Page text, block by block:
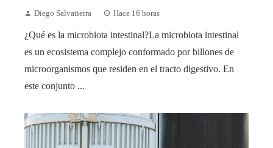
Diego Salvatierra Hace 16 horas
¿Qué es la microbiota intestinal?La microbiota intestinal
es un ecosistema complejo conformado por billones de
microorganismos que residen en el tracto digestivo. En
este conjunto ...